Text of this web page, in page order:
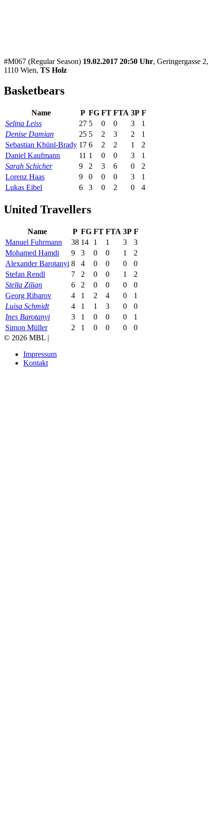
#M067 (Regular Season) 19.02.2017 20:50 Uhr, Geringergasse 2,
1110 Wien, TS Holz
Basketbears
Name P FG FT FTA 3P F
Selina Leiss
27 5 0 0 3
1
Denise Damian
25 5 2 3 2
1
Sebastian Khünl-Brady 17 6 2 2 1
2
Daniel Kaufmann
11 1 0 0 3
1
Sarah Schicher
9 2 3 6 0
2
Lorenz Haas
9 0 0 0 3
1
Lukas Eibel
6 3 0 2 0 4
United Travellers
Name P FG FT FTA 3P F
Manuel Fuhrmann
38 14 1 1 3
3
Mohamed Hamdi
9 3 0 0 1
2
Alexander Barotanyi 8 4 0 0 0
0
Stefan Rendl
7 2 0 0 1
2
Stella Zilian
6 2 0 0 0
0
Georg Ribarov
4 1 2 4 0
1
Luisa Schmidt
4 1 1 3 0
0
Ines Barotanyi
3 1 0 0 0
1
Simon Müller
2 1 0 0 0
0
© 2026 MBL |
Impressum
Kontakt